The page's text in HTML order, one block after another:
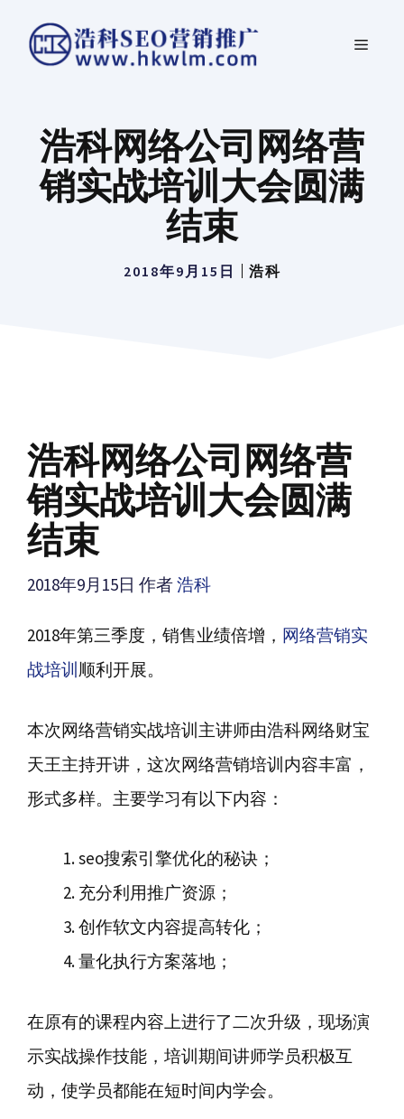
菜
浩科网络公司网络营
销实战培训大会圆满
结束
2018年9月15日 浩科
浩科网络公司网络营
销实战培训大会圆满
结束
2018年9月15日 作者浩科
2018年第三季度，销售业绩倍增， 网络营销实
战培训顺利开展。
本次网络营销实战培训主讲师由浩科网络财宝
天王主持开讲，这次网络营销培训内容丰富，
形式多样。主要学习有以下内容：
seo搜索引擎优化的秘诀；
充分利用推广资源；
创作软文内容提高转化；
量化执行方案落地；
在原有的课程内容上进行了二次升级，现场演
示实战操作技能，培训期间讲师学员积极互
动，使学员都能在短时间内学会。